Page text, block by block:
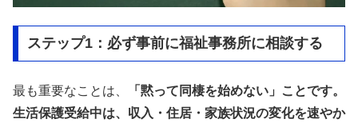
ステップ1：必ず事前に福祉事務所に相談する
最も重要なことは、
「黙って同棲を始めない」ことです。
生活保護受給中は、収入・住居・家族状況の変化を速やか